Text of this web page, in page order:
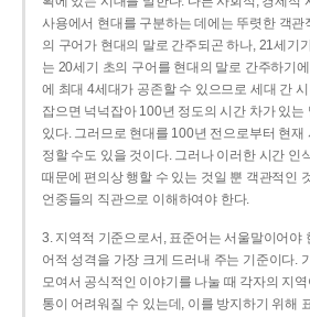
사용에서 현대를 구분하는 데에는 뚜렷한 객관
의 구어가 현대의 말로 간주되곤 하나, 21세기
는 20세기 초의 구어를 현대의 말로 간주하기
에 최대 4세대가 공존할 수 있으므로 세대 간
잡으면 넉넉잡아 100년 정도의 시간 차가 있는
있다. 그러므로 현대를 100년 전으로부터 현재
정할 수도 있을 것이다. 그러나 이러한 시간 인
때문에 편의상 행할 수 있는 것일 뿐 객관적인
언중들의 직관으로 이해하여야 한다.
3. 지역적 기준으로서, 표준어는 서울말이어야
어적 성격을 가장 크게 드러내 주는 기준이다.
모여서 공식적인 이야기를 나눌 때 각자의 지
통이 어려워질 수 있는데, 이를 방지하기 위해